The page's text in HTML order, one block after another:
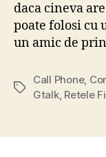
daca cineva
poate folosi cu
un amic de
Tags
Call Phone,
Gtalk, Retele